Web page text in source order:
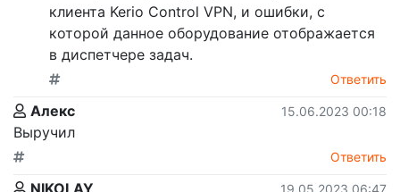
клиента Kerio Control VPN, и ошибки, с
которой данное оборудование отображается
в диспетчере задач.
Ответить
Алекс 15.06.2023 00:18
Выручил
Ответить
NIKOLAY 19.05.2023 06:47